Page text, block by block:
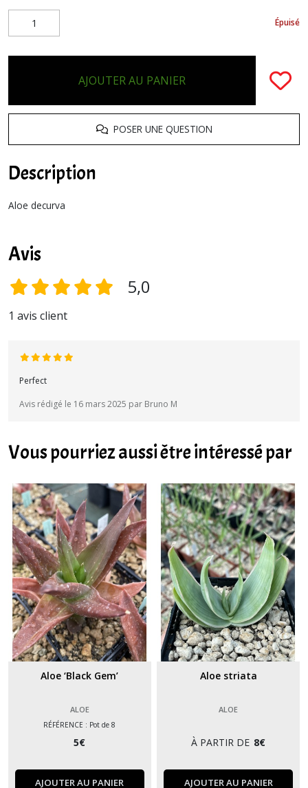
Épuisé
AJOUTER AU PANIER
POSER UNE QUESTION
Description
Aloe decurva
Avis
5,0
1 avis client
Perfect
Avis rédigé le 16 mars 2025 par Bruno M
Vous pourriez aussi être intéressé par
Aloe ‘Black Gem’
ALOE
RÉFÉRENCE : Pot de 8
5€
AJOUTER AU PANIER
Aloe striata
ALOE
À PARTIR DE 8€
AJOUTER AU PANIER